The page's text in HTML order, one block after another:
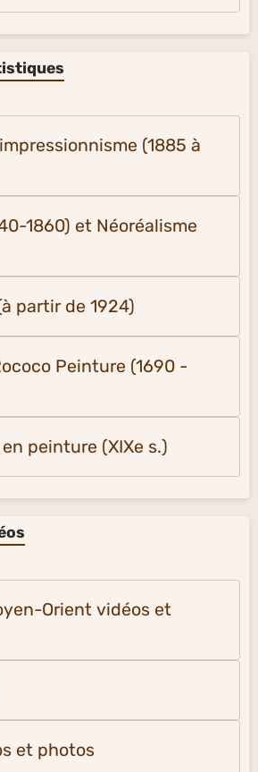
(1885 à
1860) et Néoréalisme
partir de 1924)
Peinture (1690 -
peinture (XIXe s.)
Orient vidéos et
et photos